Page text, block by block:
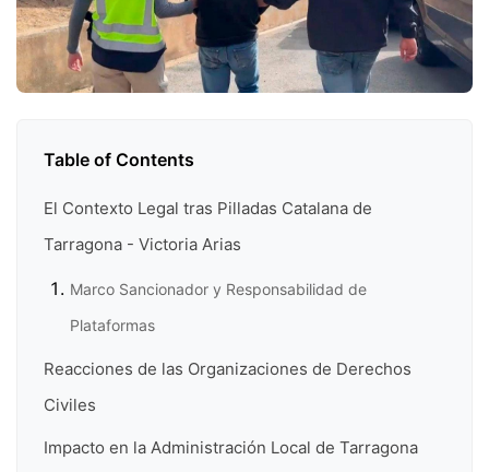
Table of Contents
El Contexto Legal tras Pilladas Catalana de
Tarragona - Victoria Arias
Marco Sancionador y Responsabilidad de
Plataformas
Reacciones de las Organizaciones de Derechos
Civiles
Impacto en la Administración Local de Tarragona